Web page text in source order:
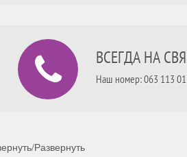
ВСЕГДА НА
Наш номер: 063 113
Развернуть